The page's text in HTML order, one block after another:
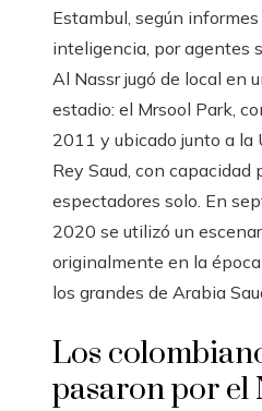
Estambul, según informes
inteligencia, por agentes
Al Nassr jugó de local en
estadio: el Mrsool Park,
2011 y ubicado junto a la
Rey Saud, con capacidad
espectadores solo. En
2020 se utilizó un
originalmente en la
los grandes de Arabia
Los
pasaron por el